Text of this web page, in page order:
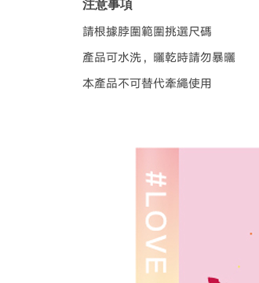
請根據脖圍範圍挑選尺碼
產品可水洗，曬乾時請勿暴曬
本產品不可替代牽繩使用